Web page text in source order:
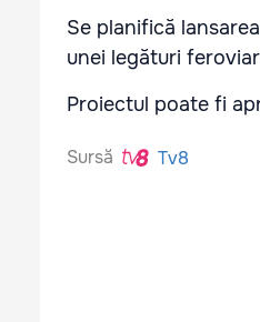
Se planifică
unei legături
Proiectul poate fi
Sursă Tv8